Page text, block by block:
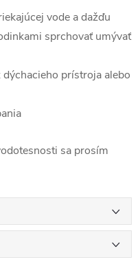
vode a dažďu
sprchovať umývať
prístroja alebo
sa prosím